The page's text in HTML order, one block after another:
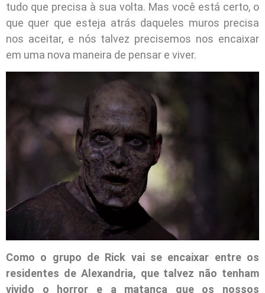
tudo que precisa à sua volta. Mas você está certo, o
que quer que esteja atrás daqueles muros precisa
nos aceitar, e nós talvez precisemos nos encaixar
em uma nova maneira de pensar e viver.
Como o grupo de Rick vai se encaixar entre os
residentes de Alexandria, que talvez não tenham
vivido o horror e a matança que os nossos